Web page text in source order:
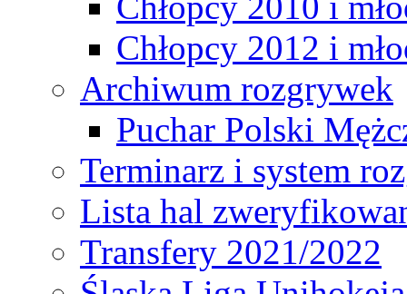
Chłopcy 2012 i
Archiwum rozgrywek
Puchar Polski
Terminarz i system
Lista hal
Transfery 2021/2022